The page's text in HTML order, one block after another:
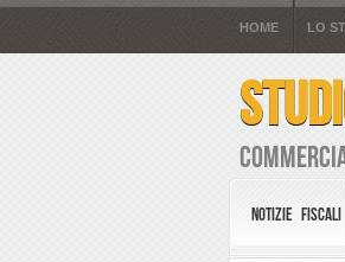
HOME LO
NOTIZIE FISCALI